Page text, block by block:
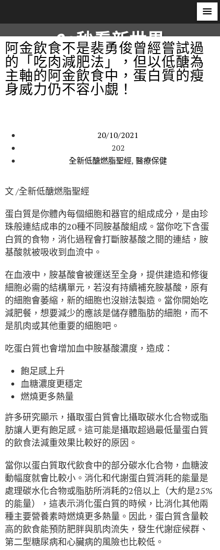
60秒看新世界
柿子文化
阿金飲食不是裴勇俊曾經嘗試過
的「吃肉減肥法」，但以低醣為
主軸的阿金飲食中，蛋白質的瘦
身威力仍不容小覷！
20/10/2021
202
全新低醣燃脂聖經, 醫療保健
文 /全新低醣燃脂聖經
蛋白質是你體內每個細胞和器官的組成成分，是由珍
珠般連結成串的20種不同胺基酸組成。當你吃下含蛋
白質的食物，消化過程會打斷胺基酸之間的連結，胺
基酸就被吸收到血流中。
在血液中，胺基酸會被運送至全身，提供建造和修復
細胞必需的結構單元，若沒有持續補充胺基酸，原有
的細胞會萎縮，新的細胞也沒辦法製造。當你開始吃
減肥餐，想要減少的應該是儲存體脂肪的細胞，而不
是肌肉或其他重要的細胞吧。
吃蛋白質也會增加血中胺基酸濃度，造成：
飽足感上升
血糖濃度更穩定
燃燒更多熱量
許多研究顯示，攝取蛋白質會比攝取碳水化合物或脂
肪讓人更有飽足感。這可能是攝取超過最低量蛋白質
的飲食法減重效果比較好的原因。
當你以蛋白質取代飲食中的部分碳水化合物，血糖波
動幅度就會比較小。消化和代謝蛋白質消耗的能量是
處理碳水化合物或脂肪所消耗的2倍以上（大約是25%
的能量），這表示消化蛋白質的時候，比消化其他兩
種主要營養素時燃燒更多熱量。因此，蛋白質含量較
高的飲食能預防肥胖與肌肉流失，發生代謝症候群、
第二型糖尿病和心臟病的風險也比較低。